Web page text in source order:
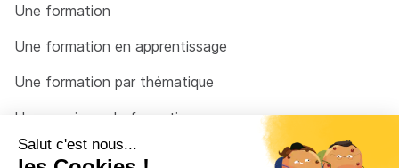
Une formation
Une formation en apprentissage
Une formation par thématique
Un organisme de formation
Un conseiller